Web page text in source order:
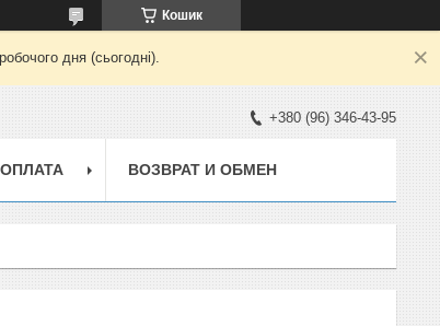
Кошик
дня (сьогодні).
+380 (96) 346-43-95
ВОЗВРАТ И ОБМЕН